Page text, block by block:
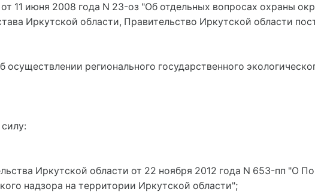
11 июня 2008 года N 23-оз "Об отдельных вопросах охраны
Иркутской области, Правительство Иркутской области
осуществлении регионального государственного
Иркутской области от 22 ноября 2012 года N 653-пп "О
надзора на территории Иркутской области";